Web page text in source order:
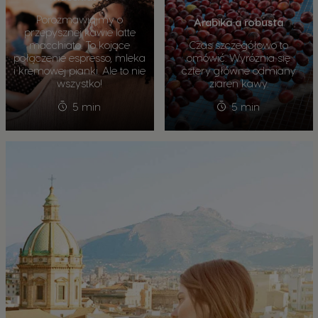
Porozmawiajmy o
przepysznej kawie latte
macchiato. To kojące
połączenie espresso, mleka
i kremowej pianki. Ale to nie
wszystko!
5 min
Arabika a robusta
Czas szczegółowo to
omówić. Wyróżnia się
cztery główne odmiany
ziaren kawy.
5 min